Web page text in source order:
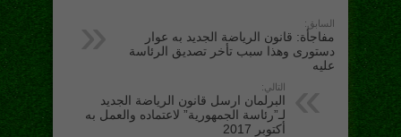
السابق:
مفاجأة: قانون الرياضة الجديد به عوار
دستورى وهذا سبب تأخر تصديق الرئاسة
عليه
التالي:
البرلمان ارسل قانون الرياضة الجديد
لـ”رئاسة الجمهورية” لاعتماده والعمل به
أكتوبر 2017